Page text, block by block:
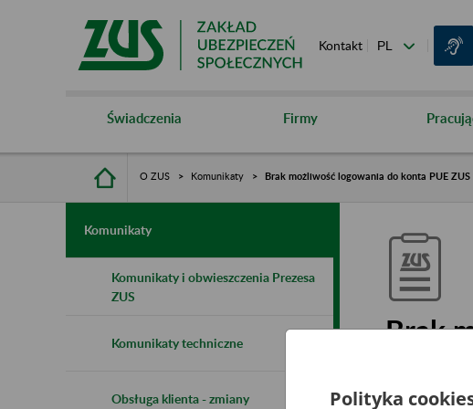
Kontakt
Świadczenia Firmy
O ZUS Komunikaty Brak możliwość logowania do konta PUE
Komunikaty
Komunikaty i obwieszczenia Prezesa
ZUS
Komunikaty techniczne
Obsługa klienta - zmiany
Brak
Polityka